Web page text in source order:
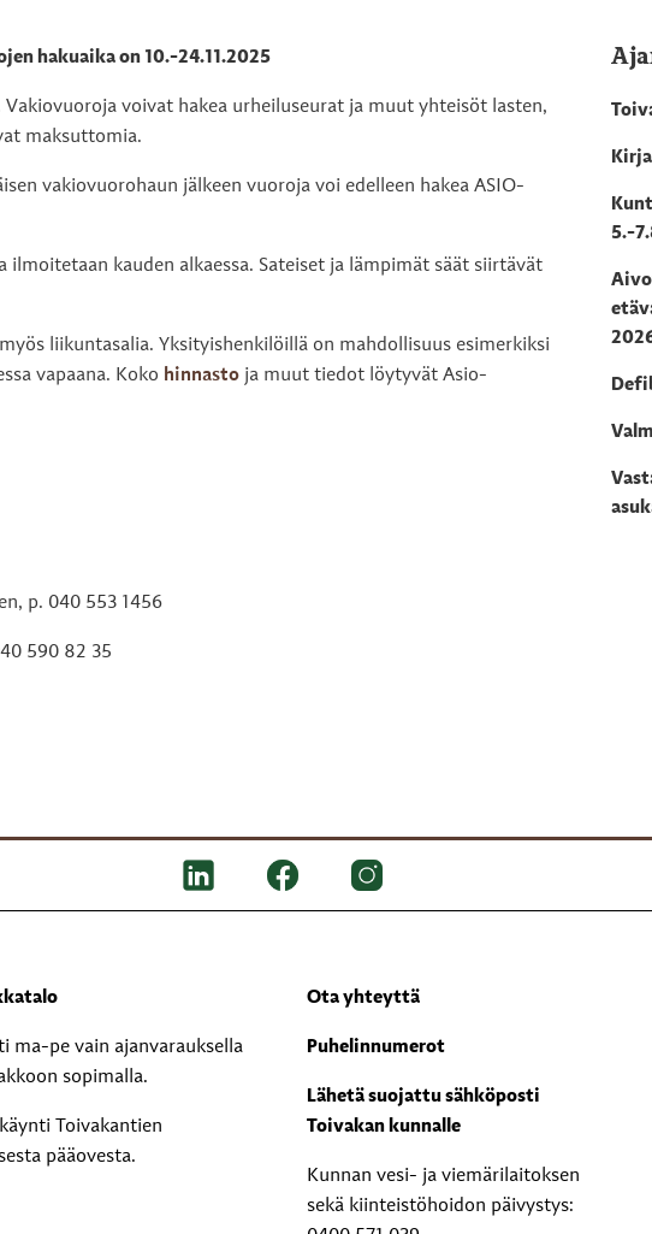
hakuaika on 10.-24.11.2025
voivat hakea urheiluseurat ja muut yhteisöt lasten,
maksuttomia.
vakiovuorohaun jälkeen vuoroja voi edelleen hakea ASIO-​
ilmoitetaan kauden alkaessa. Sateiset ja lämpimät säät siirtävät
liikuntasalia. Yksityishenkilöillä on mahdollisuus esimerkiksi
vapaana. Koko hinnasto ja muut tiedot löytyvät Asio-
p. 040 553 1456
590 82 35
5.-
ma-pe vain ajanvarauksella
sopimalla.
Toivakantien
pääovesta.
Ota yhteyttä
Puhelinnumerot
Lähetä suojattu sähköposti
Toivakan kunnalle
Kunnan vesi- ja viemärilaitoksen
sekä kiinteistöhoidon päivystys: